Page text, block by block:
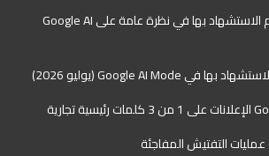
أفضل 50 موقعًا يتم الاستشهاد بها في نظرة عامة على Google AI
التفتيش المفاجئة